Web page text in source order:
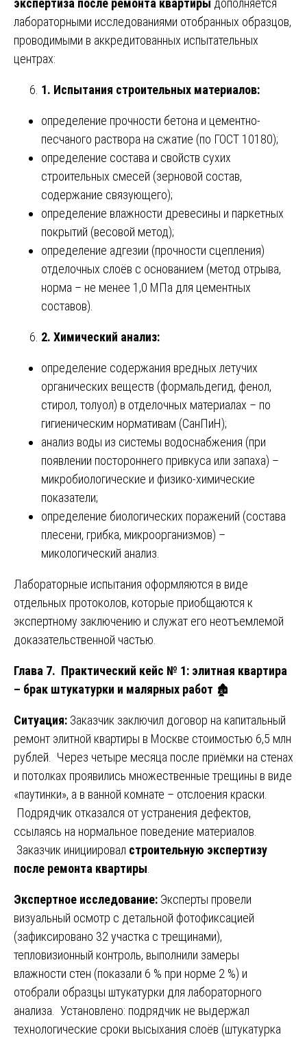
экспертиза после ремонта квартиры дополняется
лабораторными исследованиями отобранных образцов,
проводимыми в аккредитованных испытательных
центрах:
1. Испытания строительных материалов:
определение прочности бетона и цементно-
песчаного раствора на сжатие (по ГОСТ 10180);
определение состава и свойств сухих
строительных смесей (зерновой состав,
содержание связующего);
определение влажности древесины и паркетных
покрытий (весовой метод);
определение адгезии (прочности сцепления)
отделочных слоёв с основанием (метод отрыва,
норма – не менее 1,0 МПа для цементных
составов).
2. Химический анализ:
определение содержания вредных летучих
органических веществ (формальдегид, фенол,
стирол, толуол) в отделочных материалах – по
гигиеническим нормативам (СанПиН);
анализ воды из системы водоснабжения (при
появлении постороннего привкуса или запаха) –
микробиологические и физико-химические
показатели;
определение биологических поражений (состава
плесени, грибка, микроорганизмов) –
микологический анализ.
Лабораторные испытания оформляются в виде
отдельных протоколов, которые приобщаются к
экспертному заключению и служат его неотъемлемой
доказательственной частью.
Глава 7. Практический кейс № 1: элитная квартира
– брак штукатурки и малярных работ 🏚️
Ситуация: Заказчик заключил договор на капитальный
ремонт элитной квартиры в Москве стоимостью 6,5 млн
рублей. Через четыре месяца после приёмки на стенах
и потолках проявились множественные трещины в виде
«паутинки», а в ванной комнате – отслоения краски.
Подрядчик отказался от устранения дефектов,
ссылаясь на нормальное поведение материалов.
Заказчик инициировал строительную экспертизу
после ремонта квартиры
Экспертное исследование: Эксперты провели
визуальный осмотр с детальной фотофиксацией
(зафиксировано 32 участка с трещинами),
тепловизионный контроль, выполнили замеры
влажности стен (показали 6 % при норме 2 %) и
отобрали образцы штукатурки для лабораторного
анализа. Установлено: подрядчик не выдержал
технологические сроки высыхания слоёв (штукатурка